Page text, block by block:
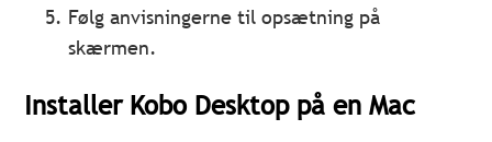
Følg anvisningerne til opsætning på
skærmen.
Installer Kobo Desktop på en Mac